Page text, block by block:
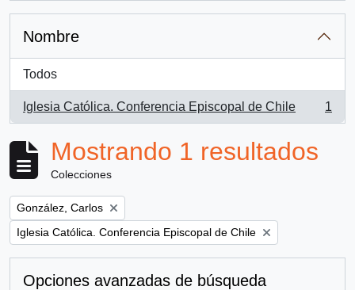
Nombre
Todos
Iglesia Católica. Conferencia Episcopal de Chile
, 1 resultados
1
Mostrando 1 resultados
Colecciones
Remove filter:
González, Carlos
Remove filter:
Iglesia Católica. Conferencia Episcopal de Chile
Opciones avanzadas de búsqueda